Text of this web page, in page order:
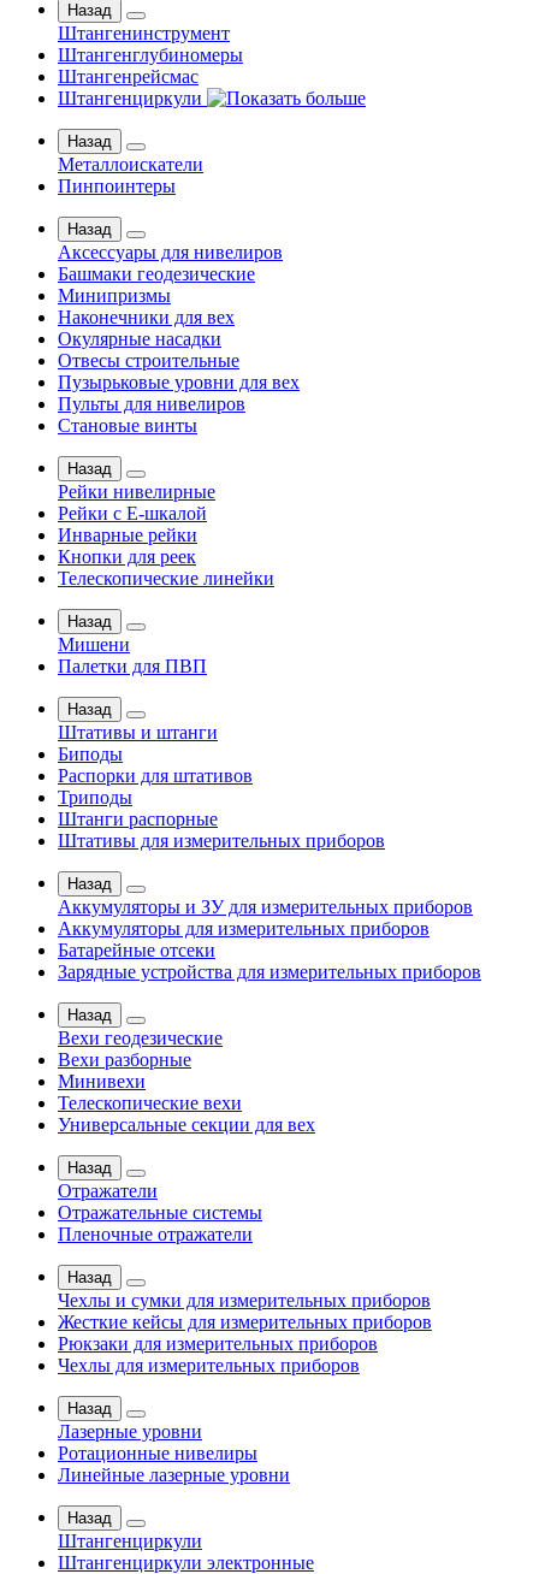
Назад
Штангенинструмент
Штангенглубиномеры
Штангенрейсмас
Штангенциркули
Назад
Металлоискатели
Пинпоинтеры
Назад
Аксессуары для нивелиров
Башмаки геодезические
Минипризмы
Наконечники для вех
Окулярные насадки
Отвесы строительные
Пузырьковые уровни для вех
Пульты для нивелиров
Становые винты
Назад
Рейки нивелирные
Рейки с Е-шкалой
Инварные рейки
Кнопки для реек
Телескопические линейки
Назад
Мишени
Палетки для ПВП
Назад
Штативы и штанги
Биподы
Распорки для штативов
Триподы
Штанги распорные
Штативы для измерительных приборов
Назад
Аккумуляторы и ЗУ для измерительных приборов
Аккумуляторы для измерительных приборов
Батарейные отсеки
Зарядные устройства для измерительных приборов
Назад
Вехи геодезические
Вехи разборные
Минивехи
Телескопические вехи
Универсальные секции для вех
Назад
Отражатели
Отражательные системы
Пленочные отражатели
Назад
Чехлы и сумки для измерительных приборов
Жесткие кейсы для измерительных приборов
Рюкзаки для измерительных приборов
Чехлы для измерительных приборов
Назад
Лазерные уровни
Ротационные нивелиры
Линейные лазерные уровни
Назад
Штангенциркули
Штангенциркули электронные